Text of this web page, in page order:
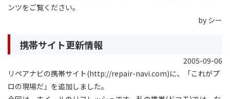
ンツをご覧ください。
by シー
携帯サイト更新情報
2005-09-06
リペアナビの携帯サイト(http://repair-navi.com)に、「これがプ
ロの現場だ」を追加しました。